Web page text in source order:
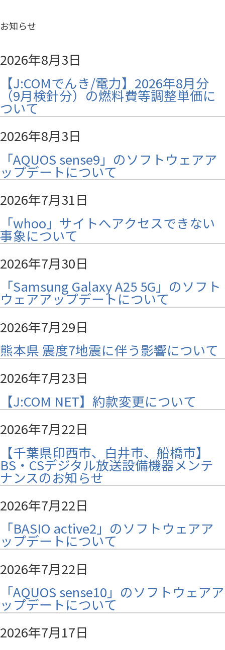
お知らせ
2026年8月3日
【J:COMでんき/電力】2026年8月分
（9月検針分）の燃料費等調整単価に
ついて
2026年8月3日
「AQUOS sense9」のソフトウェアア
ップデートについて
2026年7月31日
「whoo」サイトへアクセスできない
事象について
2026年7月30日
「Samsung Galaxy A25 5G」のソフト
ウェアアップデートについて
2026年7月29日
熊本県 震度7地震に伴う影響について
2026年7月23日
【J:COM NET】約款変更について
2026年7月22日
【千葉県印西市、白井市、船橋市】
BS・CSデジタル放送設備機器メンテ
ナンスのお知らせ
2026年7月22日
「BASIO active2」のソフトウェアア
ップデートについて
2026年7月22日
「AQUOS sense10」のソフトウェアア
ップデートについて
2026年7月17日